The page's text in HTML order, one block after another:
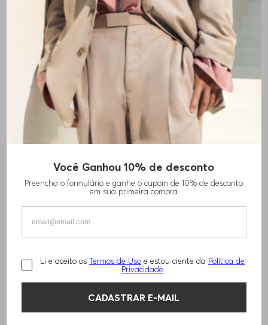
Você Ganhou 10% de desconto
Preencha o formulário e ganhe o cupom de 10% de desconto
em sua primeira compra
Li e aceito os Termos de Uso e estou ciente da Política de
Privacidade
CADASTRAR E-MAIL